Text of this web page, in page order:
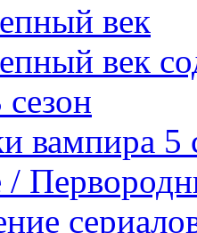
век
век
вампира 5
/